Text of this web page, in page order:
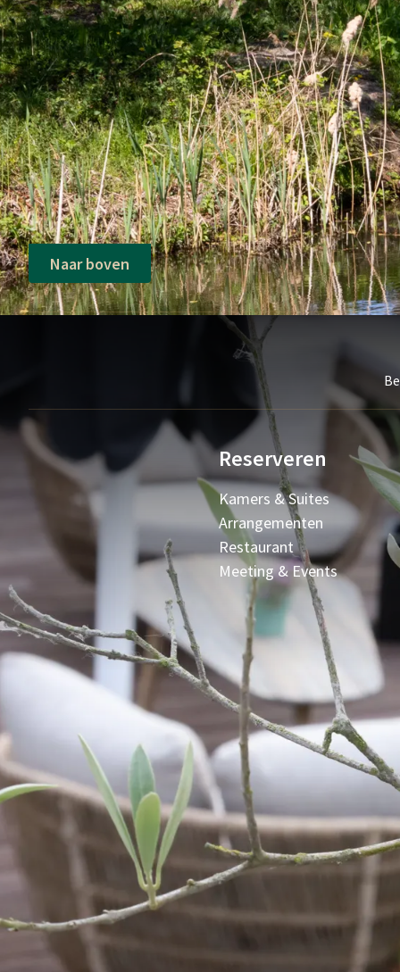
Naar boven
Reserveren
Kamers & Suites
Arrangementen
Restaurant
Meeting & Events